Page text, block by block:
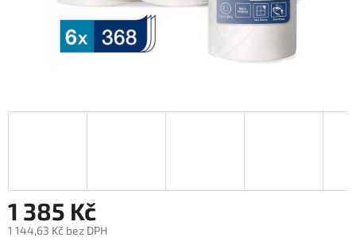
1 385 Kč
1 144,63 Kč bez DPH